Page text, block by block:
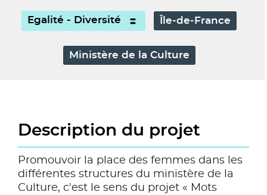
Egalité - Diversité Île-de-France
Ministère de la Culture
Description du projet
Promouvoir la place des femmes dans les
différentes structures du ministère de la
Culture, c'est le sens du projet « Mots